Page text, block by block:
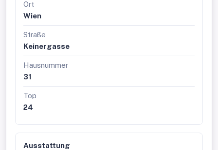
Ort
Wien
Straße
Keinergasse
Hausnummer
31
Top
24
Ausstattung